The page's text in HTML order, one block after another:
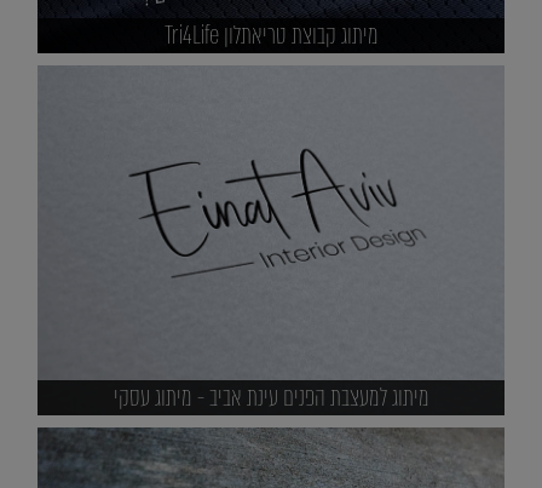
מיתוג קבוצת טריאתלון Tri4Life
מיתוג למעצבת הפנים עינת אביב - מיתוג עסקי